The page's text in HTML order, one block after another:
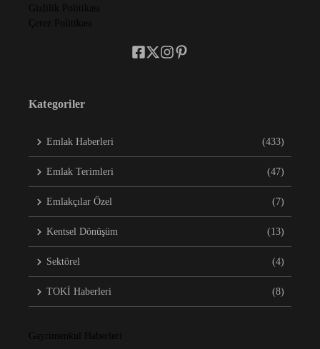
Gizlilik Politikası
Çerez Politikası
Kategoriler
Emlak Haberleri (433)
Emlak Terimleri (47)
Emlakçılar Özel (7)
Kentsel Dönüşüm (13)
Sektörel (4)
TOKİ Haberleri (8)
Gayrimenkul Haberleri